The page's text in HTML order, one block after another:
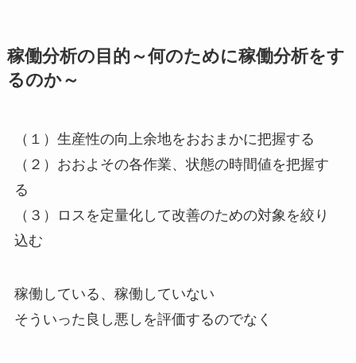
稼働分析の目的～何のために稼働分析をす
るのか～
（１）生産性の向上余地をおおまかに把握する
（２）おおよその各作業、状態の時間値を把握す
る
（３）ロスを定量化して改善のための対象を絞り
込む
稼働している、稼働していない
そういった良し悪しを評価するのでなく